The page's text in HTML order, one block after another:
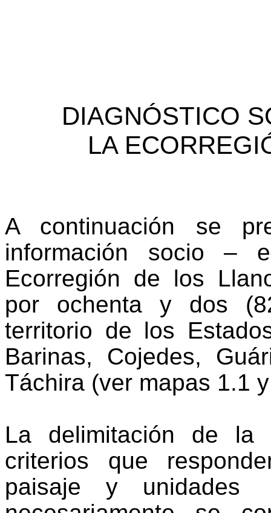
DIAGNÓSTICO
LA
A continuación se
información socio –
Ecorregión de los
por ochenta y dos
territorio de los
Barinas, Cojedes,
Táchira (ver mapas 1.1
La delimitación de la
criterios que
paisaje y unidades